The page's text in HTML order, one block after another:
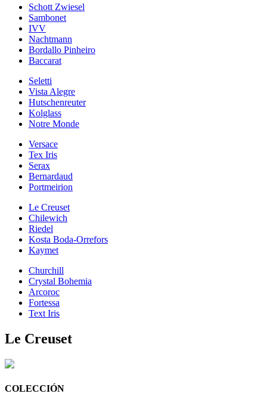
Schott Zwiesel
Sambonet
IVV
Nachtmann
Bordallo Pinheiro
Baccarat
Seletti
Vista Alegre
Hutschenreuter
Kolglass
Notre Monde
Versace
Tex Iris
Serax
Bernardaud
Portmeirion
Le Creuset
Chilewich
Riedel
Kosta Boda-Orrefors
Kaymet
Churchill
Crystal Bohemia
Arcoroc
Fortessa
Text Iris
Le Creuset
COLECCIÓN